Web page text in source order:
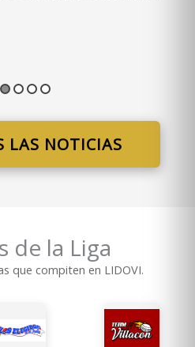
LAS NOTICIAS
de la Liga
que compiten en LIDOVI.